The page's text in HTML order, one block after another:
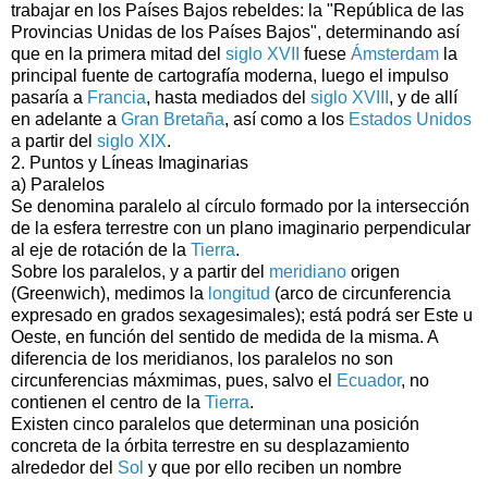
trabajar en los Países Bajos rebeldes: la "República de las
Provincias Unidas de los Países Bajos", determinando así
que en la primera mitad del siglo XVII fuese Ámsterdam la
principal fuente de cartografía moderna, luego el impulso
pasaría a Francia, hasta mediados del siglo XVIII , y de allí
en adelante a Gran Bretaña, así como a los Estados Unidos
a partir del siglo XIX.
2. Puntos y Líneas Imaginarias
a) Paralelos
Se denomina paralelo al círculo formado por la intersección
de la esfera terrestre con un plano imaginario perpendicular
al eje de rotación de la Tierra.
Sobre los paralelos, y a partir del meridiano origen
(Greenwich), medimos la longitud (arco de circunferencia
expresado en grados sexagesimales); está podrá ser Este u
Oeste, en función del sentido de medida de la misma. A
diferencia de los meridianos, los paralelos no son
circunferencias máxmimas, pues, salvo el Ecuador, no
contienen el centro de la Tierra.
Existen cinco paralelos que determinan una posición
concreta de la órbita terrestre en su desplazamiento
alrededor del Sol y que por ello reciben un nombre